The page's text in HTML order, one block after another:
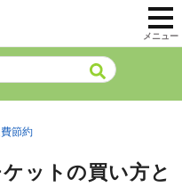
メニュー
節約
ットの買い方と